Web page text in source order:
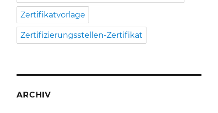
Zertifikatvorlage
Zertifizierungsstellen-Zertifikat
ARCHIV